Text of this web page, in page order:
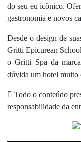
do seu eu icônico.
gastronomia e novos
Desde o design de
Gritti Epicurean
o Gritti Spa da
dúvida um hotel muito
Todo o conteúdo
responsabilidade da